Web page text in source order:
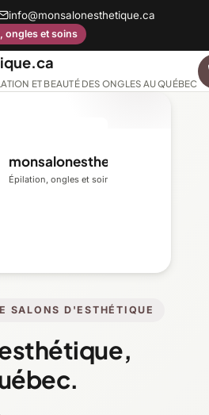
info@monsalonesthetique.ca
ongles et soins
ET BEAUTÉ DES ONGLES AU QUÉBEC
SALONS D'ESTHÉTIQUE
monsalonesthetique.ca
Épilation, ongles et soins du visage